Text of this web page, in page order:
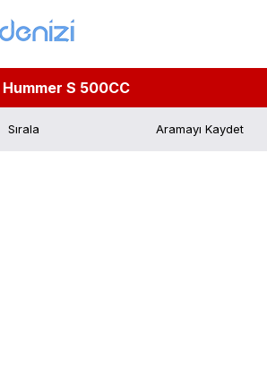
Hummer S 500CC
Aramayı Kaydet